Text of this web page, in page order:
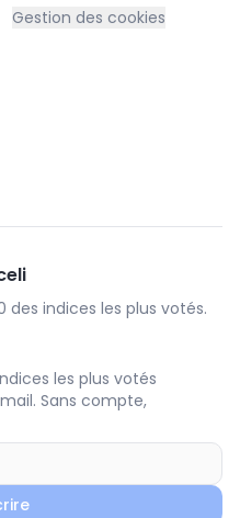
Gestion des cookies
des indices les plus votés.
les plus votés
Sans compte,